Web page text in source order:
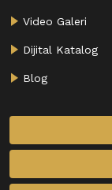
Video Galeri
Dijital Katalog
Blog